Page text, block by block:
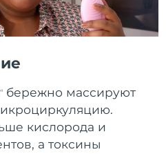
бережно массируют
кислорода и
а токсины
09/08/2026
Ожидаемая дата доставки
11/08/2026
Ожидаемая дата доставки
09/08/2026